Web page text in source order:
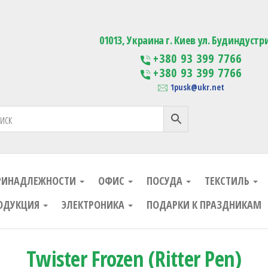
Изготовление сувенирной
01013, Украина г. Киев ул.
+380 93 399 7766
+380 93 399 7766
1pusk@ukr.net
ОФИС ПОСУДА ТЕКСТИЛЬ
ЭЛЕКТРОНИКА ПОДАРКИ К ПРАЗДНИКАМ
Twister Frozen (Ritter Pen)